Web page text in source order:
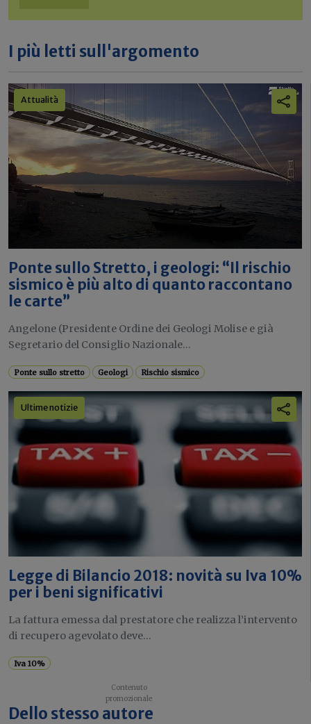
I più letti sull'argomento
Attualità
Ponte sullo Stretto, i geologi: “Il rischio
sismico è più alto di quanto raccontano
le carte”
Angelone (Presidente Ordine dei Geologi Molise e già
Segretario del Consiglio Nazionale...
Ponte sullo stretto Geologi Rischio sismico
Ultime notizie
Legge di Bilancio 2018: novità su Iva 10%
per i beni significativi
La fattura emessa dal prestatore che realizza l’intervento
di recupero agevolato deve...
Iva 10%
Dello stesso autore